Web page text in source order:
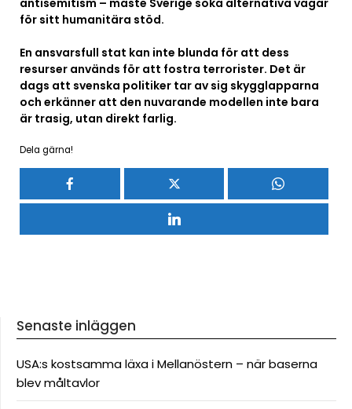
antisemitism – måste Sverige söka alternativa vägar
för sitt humanitära stöd.
En ansvarsfull stat kan inte blunda för att dess
resurser används för att fostra terrorister. Det är
dags att svenska politiker tar av sig skygglapparna
och erkänner att den nuvarande modellen inte bara
är trasig, utan direkt farlig.
Dela gärna!
Senaste inläggen
USA:s kostsamma läxa i Mellanöstern – när baserna
blev måltavlor